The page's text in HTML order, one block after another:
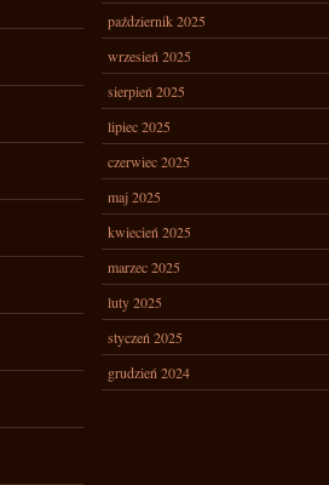
październik 2025
wrzesień 2025
sierpień 2025
lipiec 2025
czerwiec 2025
maj 2025
kwiecień 2025
marzec 2025
luty 2025
styczeń 2025
grudzień 2024